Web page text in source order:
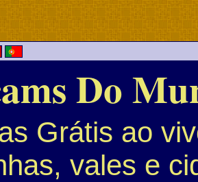
Do
Grátis ao
vales e